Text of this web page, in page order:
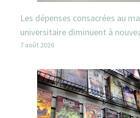
Les dépenses consacrées au
universitaire diminuent à
7 août 2026